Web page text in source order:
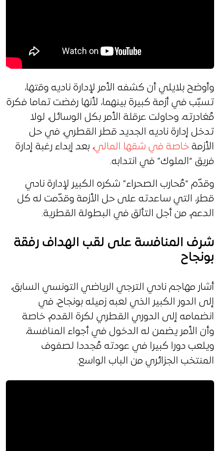
وأوضح بلايلي أن كشفه الأمر لإدارة ناديه وقتها،
تسبّب في أزمة كبيرة بينهما، لأنها رفضت تماما فكرة
مُغادرته، وحاولت عرقلة الأمر بكل الوسائل، لولا
تدخل إدارة ناديه الجديد قطر القطري، في حل
الأزمة خاصة في شقها المالي، بعد إبداء رغبة إدارة
فريق “الملوك” في انتدابه.
وقدّم “مُحارب الصحراء” شكره الكبير لإدارة نادي
قطر، التي ساعدته على حل الأزمة وقدّمت له كل
الدعم، من أجل التألق في البطولة القطرية.
شرف المنافسة على لقب الهداف رفقة
بونجاح
أشار مهاجم نادي الترجي الرياضي التونسي السابق،
إلى الدور الكبير الذي لعبه زميله بونجاح، في
انضمامه إلى الدوري القطري لكرة القدم، خاصة
وأن الأمر يضمن له الدخول في أجواء المنافسة،
ويلعب دورا كبيرا في عودته مُجددا لصفوف
المنتخب الجزائري من الباب الواسع.